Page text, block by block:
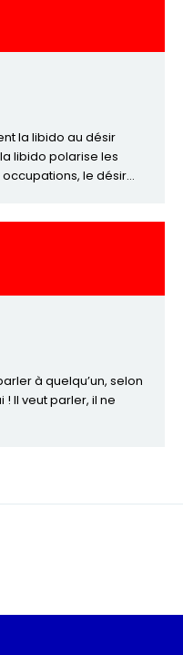
la libido au désir
libido polarise les
le désir...
à quelqu’un, selon
Il veut parler, il ne